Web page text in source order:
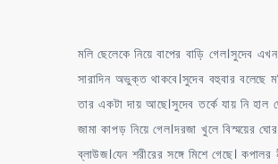
মলি ছেলেকে নিয়ে বাপের বাড়ি গেল।সুদেব
সারাদিন অভুক্ত থাকবে।সুদেব বহুবার বলেছে
তার একটা দায় আছে।সুদেব তর্কে যায় নি হাল
জামা কাপড় নিয়ে গেল।দরজা খুলে বিস্ময়ের
ব্লাউজ।যেন শরীরের সঙ্গে মিশে গেছে।